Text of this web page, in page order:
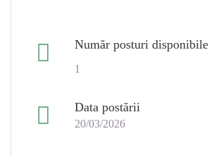
Număr posturi disponibile
1
Data postării
20/03/2026